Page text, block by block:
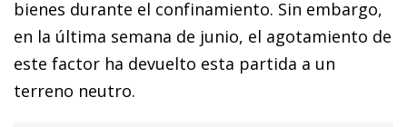
bienes durante el confinamiento. Sin embargo,
en la última semana de junio, el agotamiento de
este factor ha de­­vuelto esta partida a un
terreno neutro.